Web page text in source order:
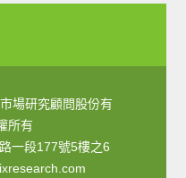
場研究顧問股份有
所有
一段177號5樓之6